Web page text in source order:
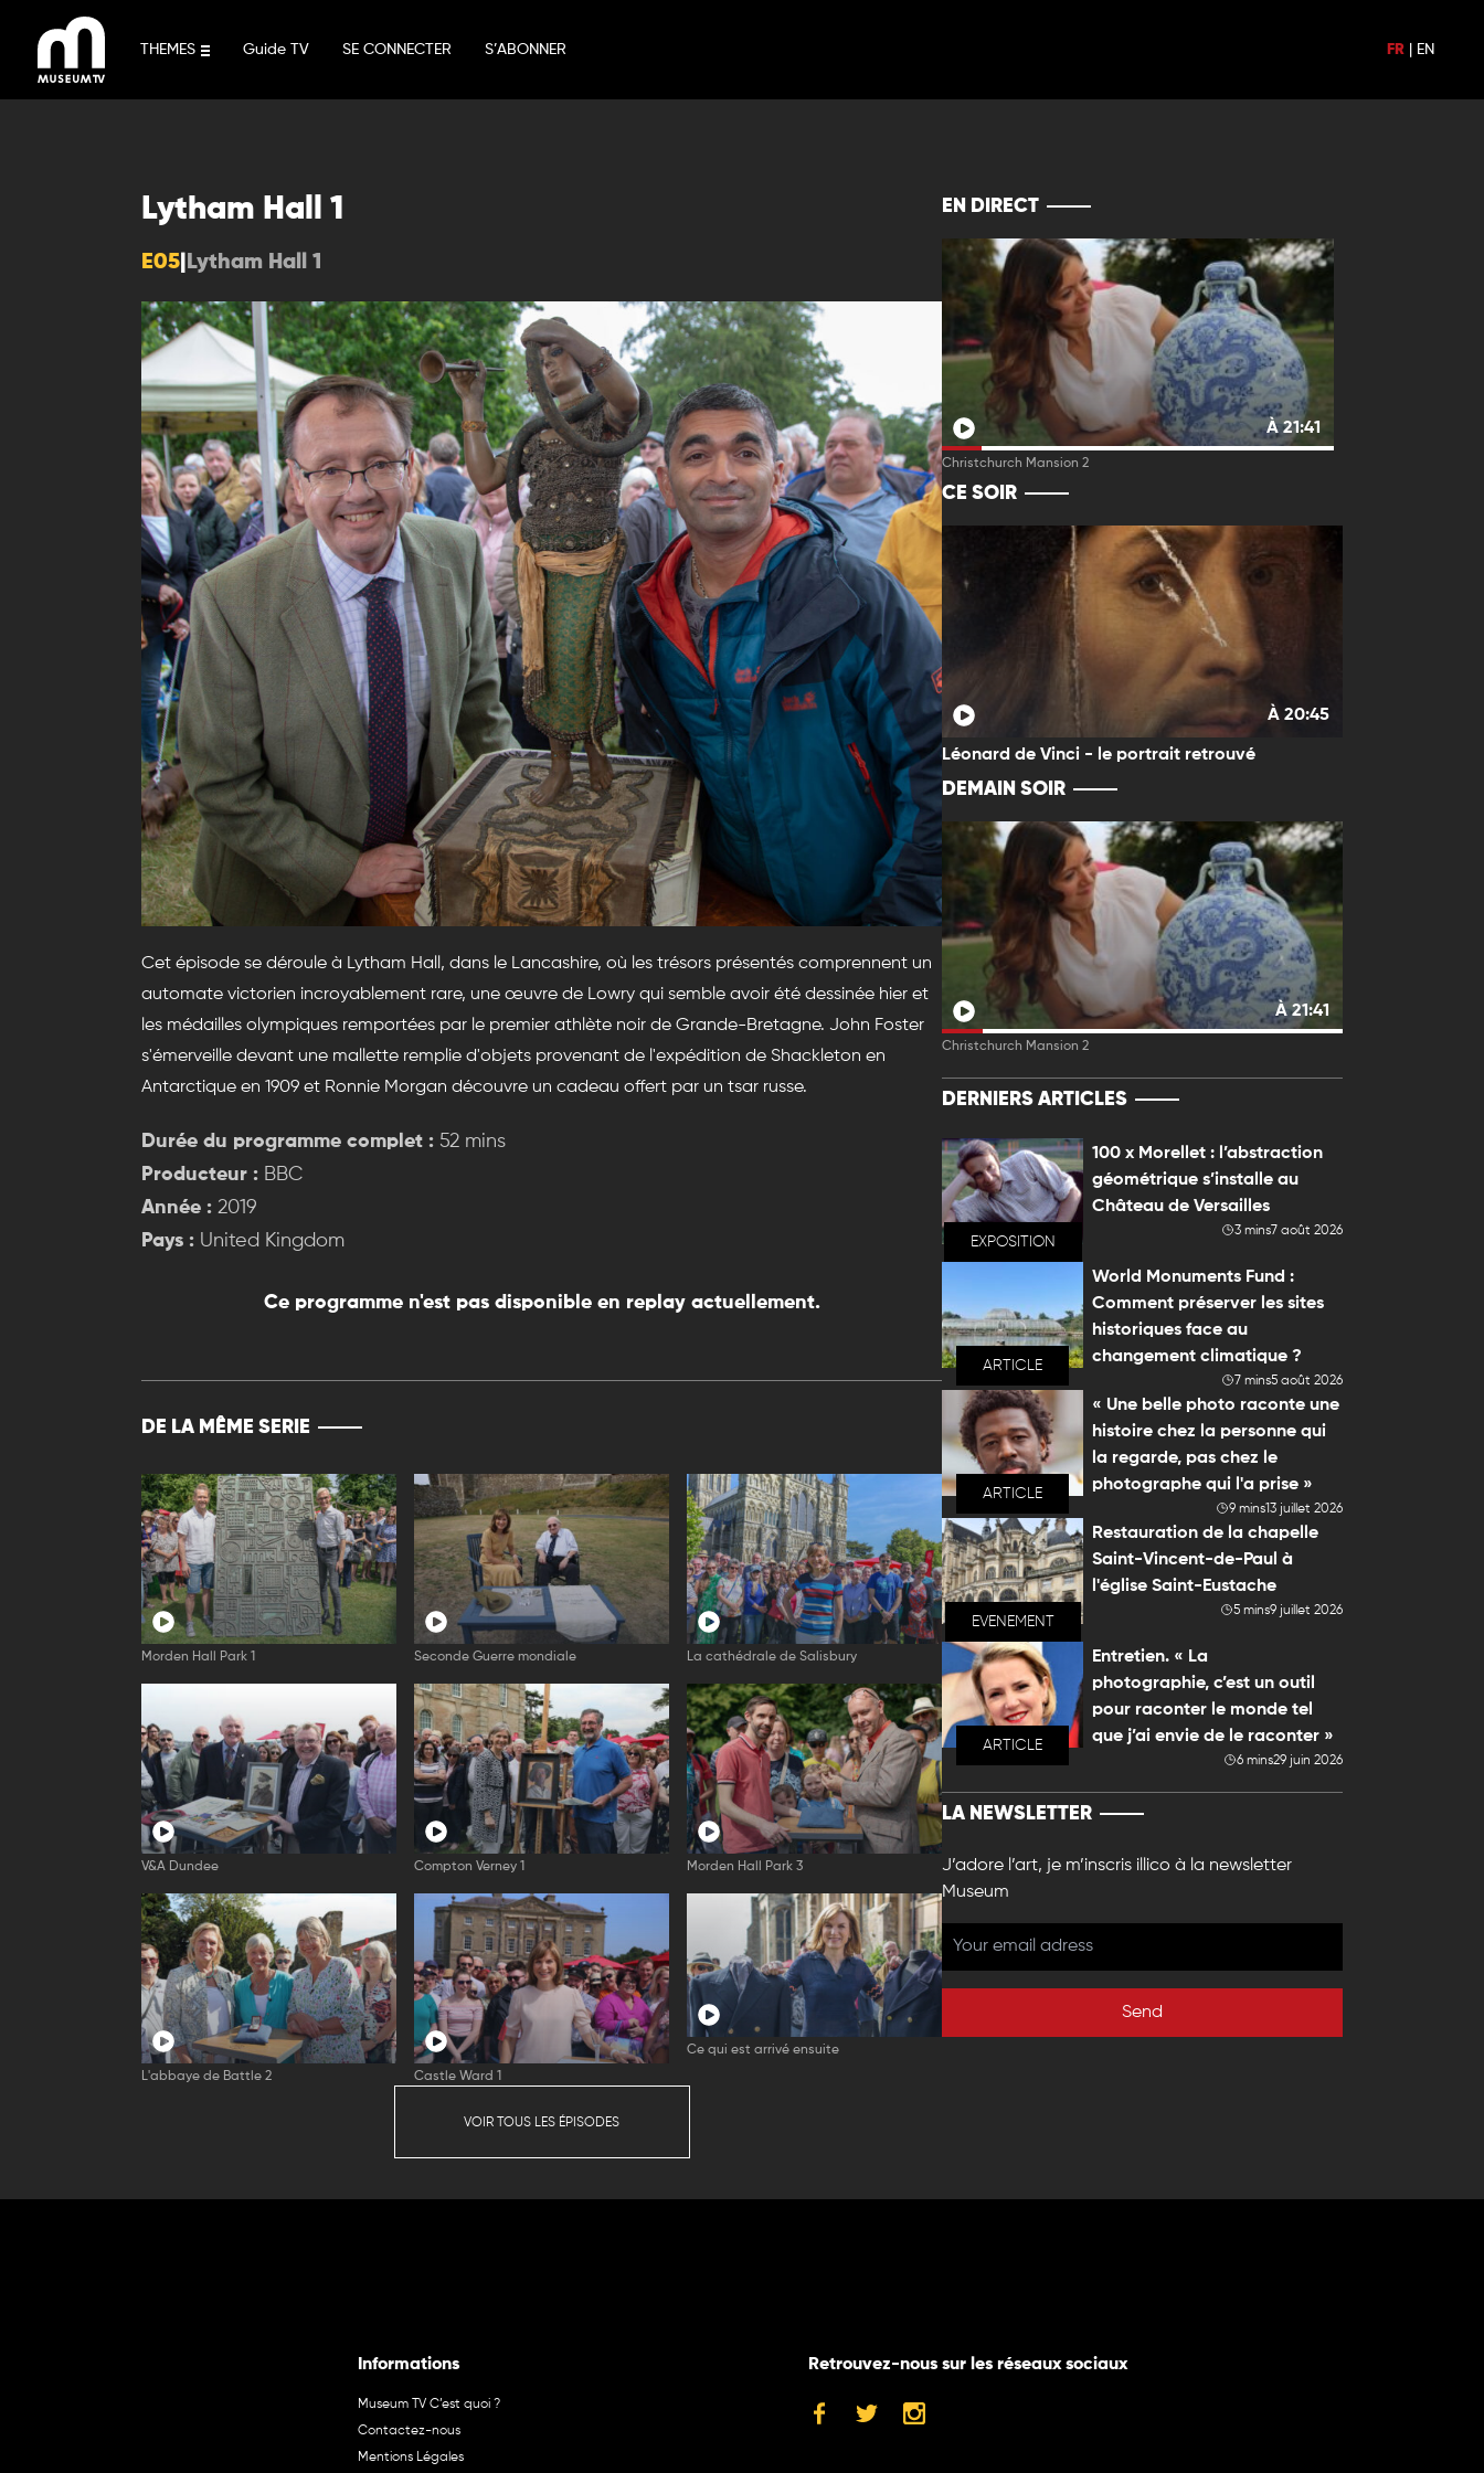
contenu
THEMES Guide TV SE CONNECTER S’ABONNER FR EN
Lytham Hall 1
E05 Lytham Hall 1
Cet épisode se déroule à Lytham Hall, dans le Lancashire, où les trésors présentés comprennent un
automate victorien incroyablement rare, une œuvre de Lowry qui semble avoir été dessinée hier et
les médailles olympiques remportées par le premier athlète noir de Grande-Bretagne. John Foster
s'émerveille devant une mallette remplie d'objets provenant de l'expédition de Shackleton en
Antarctique en 1909 et Ronnie Morgan découvre un cadeau offert par un tsar russe.
Durée du programme complet : 52 mins
Producteur : BBC
Année : 2019
Pays : United Kingdom
Ce programme n'est pas disponible en replay actuellement.
DE LA MÊME SERIE
Morden Hall Park 1 Seconde Guerre mondiale La cathédrale de Salisbury
V&A Dundee Compton Verney 1 Morden Hall Park 3
L'abbaye de Battle 2 Castle Ward 1
Ce qui est arrivé ensuite
VOIR TOUS LES ÉPISODES
EN DIRECT
À 21:41
Christchurch Mansion 2
CE SOIR
À 20:45
Léonard de Vinci - le portrait retrouvé
DEMAIN SOIR
À 21:41
Christchurch Mansion 2
DERNIERS ARTICLES
EXPOSITION
100 x Morellet : l’abstraction
géométrique s’installe au
Château de Versailles
3 mins7 août 2026
ARTICLE
World Monuments Fund :
Comment préserver les sites
historiques face au
changement climatique ?
7 mins5 août 2026
ARTICLE
« Une belle photo raconte une
histoire chez la personne qui
la regarde, pas chez le
photographe qui l'a prise »
9 mins13 juillet 2026
EVENEMENT
Restauration de la chapelle
Saint-Vincent-de-Paul à
l'église Saint-Eustache
5 mins9 juillet 2026
ARTICLE
Entretien. « La
photographie, c’est un outil
pour raconter le monde tel
que j’ai envie de le raconter »
6 mins29 juin 2026
LA NEWSLETTER
J’adore l’art, je m’inscris illico à la newsletter
Museum
Send
Informations
Museum TV C’est quoi ?
Contactez-nous
Mentions Légales
Retrouvez-nous sur les réseaux sociaux